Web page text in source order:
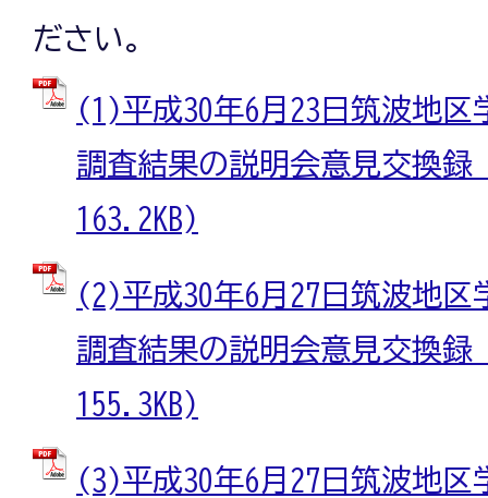
ださい。
(1)平成30年6月23日筑波地区
調査結果の説明会意見交換録
163.2KB)
(2)平成30年6月27日筑波地区
調査結果の説明会意見交換録
155.3KB)
(3)平成30年6月27日筑波地区